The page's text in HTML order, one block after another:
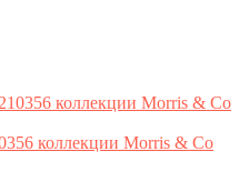
коллекции Morris & Co